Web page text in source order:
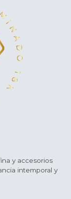
y accesorios
intemporal y